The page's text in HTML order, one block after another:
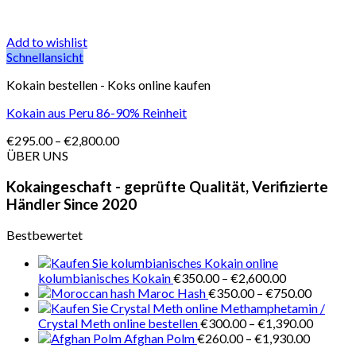
Add to wishlist
Schnellansicht
Kokain bestellen - Koks online kaufen
Kokain aus Peru 86-90% Reinheit
€295.00 – €2,800.00Preisspanne:
€2,800.00
ÜBER UNS
Kokaingeschaft - geprüfte Qualität, Verifizierte
Händler Since 2020
Bestbewertet
kolumbianisches Kokain€350.00 – €2,600.00Preisspanne:
€350.00
bis
€2,600.00
Maroc Hash€350.00 – €750.00
€350.00
bis
Methamphetamin /
Crystal Meth online bestellen€300.00 – €1,390.00
Afghan Polm€260.00 – €1,930.00